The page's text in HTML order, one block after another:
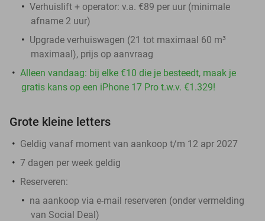
Verhuislift + operator: v.a. €89 per uur (minimale
afname 2 uur)
Upgrade verhuiswagen (21 tot maximaal 60 m³
maximaal), prijs op aanvraag
Alleen vandaag: bij elke €10 die je besteedt, maak je
gratis kans op een iPhone 17 Pro t.w.v. €1.329!
Grote kleine letters
Geldig vanaf moment van aankoop t/m 12 apr 2027
7 dagen per week geldig
Reserveren:
na aankoop via e-mail reserveren (onder vermelding
van Social Deal)